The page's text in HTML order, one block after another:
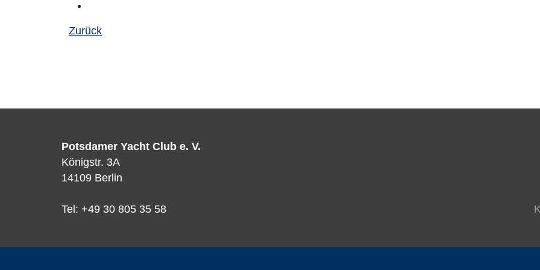
Zurück
Potsdamer Yacht Club e. V.
Königstr. 3A
14109 Berlin
Tel: +49 30 805 35 58